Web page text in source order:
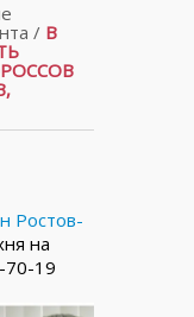
/ В
Ростов-
на
70-19